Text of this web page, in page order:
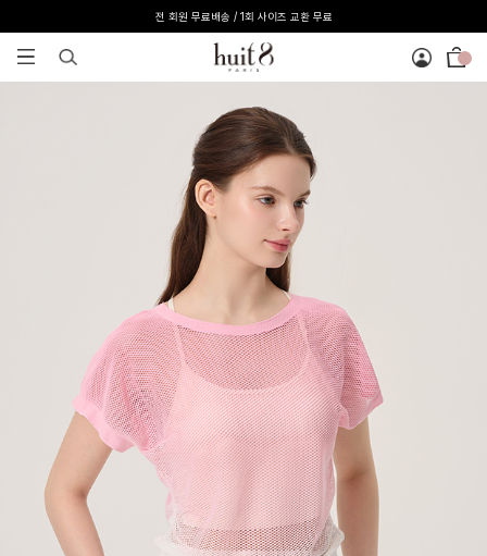
전 회원 무료배송 / 1회 사이즈 교환 무료